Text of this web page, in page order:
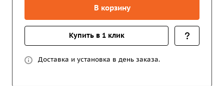
В корзину
Купить в 1 клик
Доставка и установка в день заказа.